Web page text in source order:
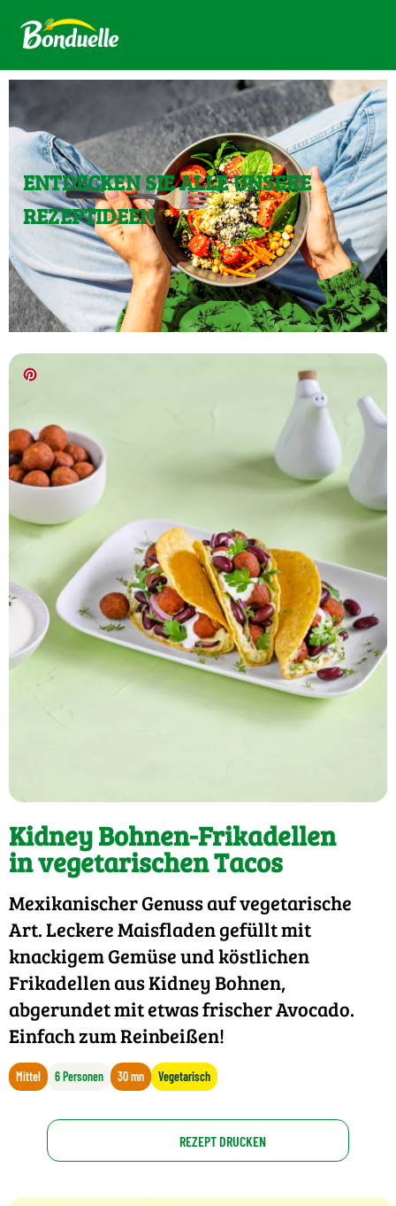
ENTDECKEN SIE ALLE UNSERE
REZEPTIDEEN
Kidney Bohnen-Frikadellen
in vegetarischen Tacos
Mexikanischer Genuss auf vegetarische
Art. Leckere Maisfladen gefüllt mit
knackigem Gemüse und köstlichen
Frikadellen aus Kidney Bohnen,
abgerundet mit etwas frischer Avocado.
Einfach zum Reinbeißen!
Mittel 6 Personen 30 mn Vegetarisch
REZEPT DRUCKEN